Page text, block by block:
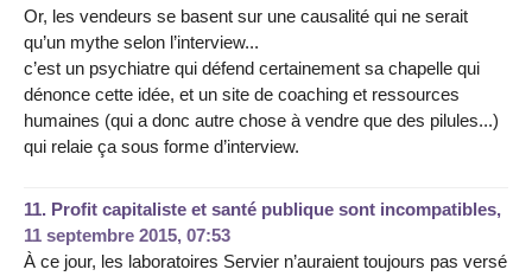
Or, les vendeurs se basent sur une causalité qui ne serait
qu’un mythe selon l’interview...
c’est un psychiatre qui défend certainement sa chapelle qui
dénonce cette idée, et un site de coaching et ressources
humaines (qui a donc autre chose à vendre que des pilules...)
qui relaie ça sous forme d’interview.
11. Profit capitaliste et santé publique sont incompatibles,
11 septembre 2015, 07:53
À ce jour, les laboratoires Servier n’auraient toujours pas versé